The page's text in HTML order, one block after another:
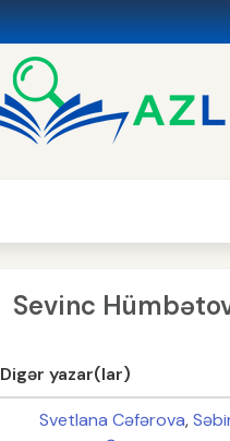
Sevinc
Digər yazar(lar)
Svetlana Cəfərova,